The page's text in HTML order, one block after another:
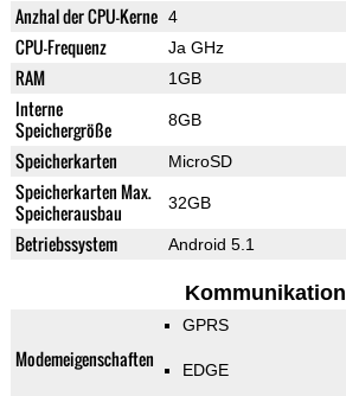
Anzhal der CPU-Kerne 4
CPU-Frequenz Ja GHz
RAM 1GB
Interne
Speichergröße
8GB
Speicherkarten MicroSD
Speicherkarten Max.
Speicherausbau
32GB
Betriebssystem Android 5.1
Kommunikation
Modemeigenschaften
GPRS
EDGE